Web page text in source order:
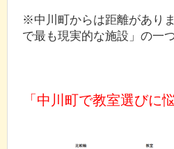
※中川町からは距離があり
で最も現実的な施設」の一つ
「中川町で教室選びに